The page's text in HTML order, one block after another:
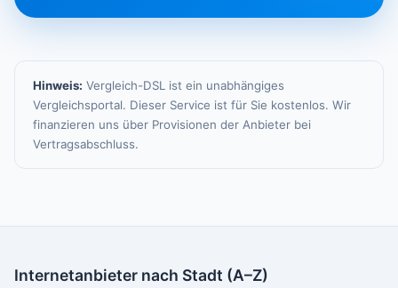
Hinweis: Vergleich-DSL ist ein unabhängiges
Vergleichsportal. Dieser Service ist für Sie kostenlos. Wir
finanzieren uns über Provisionen der Anbieter bei
Vertragsabschluss.
Internetanbieter nach Stadt (A–Z)